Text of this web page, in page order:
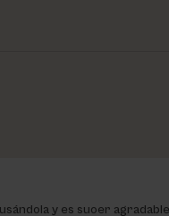
y es suoer